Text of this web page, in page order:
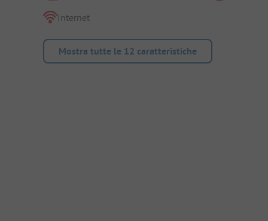
Internet
Mostra tutte le 12 caratteristiche